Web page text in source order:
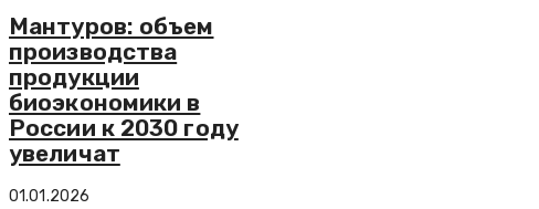
Мантуров: объем
производства
продукции
биоэкономики в
России к 2030 году
увеличат
01.01.2026